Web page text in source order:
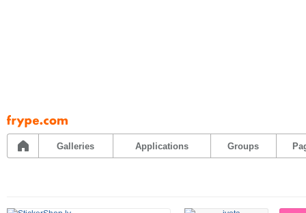
Pāriet
uz
saturu
Galleries Applications Groups